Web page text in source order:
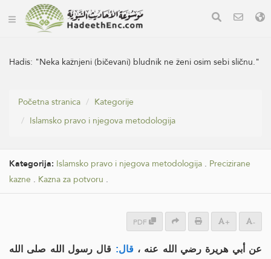
Hadis: "Neka kažnjeni (bičevani) bludnik ne ženi osim sebi sličnu."
Početna stranica
Kategorije
Islamsko pravo i njegova metodologija
Kategorija: Islamsko pravo i njegova metodologija . Precizirane
kazne . Kazna za potvoru .
PDF + -
عن أبي هريرة رضي الله عنه ، قال: قال رسول الله صلى الله